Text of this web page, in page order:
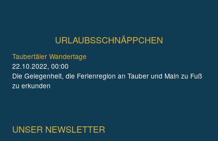
URLAUBSSCHNÄPPCHEN
Taubertäler Wandertage
22.10.2022, 00:00
Die Gelegenheit, die Ferienregion an Tauber und Main zu Fuß
zu erkunden
UNSER NEWSLETTER